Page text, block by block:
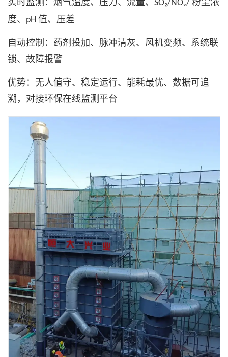
实时监测：烟气温度、压力、流量、 SO₂/NOₓ/ 粉尘浓
度、 pH 值、压差
自动控制：药剂投加、脉冲清灰、风机变频、系统联
锁、故障报警
优势：无人值守、稳定运行、能耗最优、数据可追
溯，对接环保在线监测平台